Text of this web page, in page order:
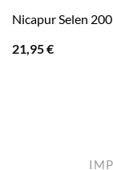
Nicapur Selen
21,95€